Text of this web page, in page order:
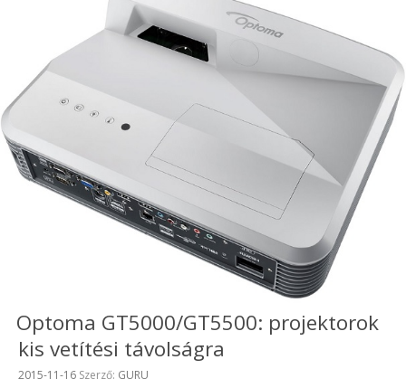
Optoma GT5000/GT5500: projektorok
kis vetítési távolságra
Beküldve:
2015-11-16 Szerző: GURU